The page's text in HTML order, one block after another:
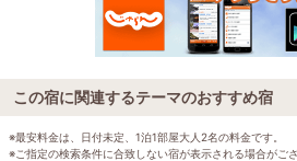
この宿に関連するテーマのおすすめ宿
※最安料金は、日付未定、1泊1部屋大人2名の料金です。
※ご指定の検索条件に合致しない宿が表示される場合がござ